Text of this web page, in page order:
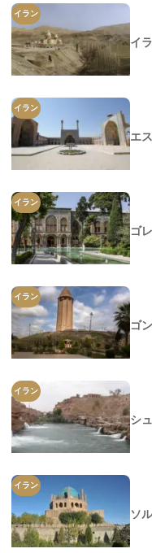
イラン
イ
イラン
エ
イラン
ゴ
イラン
ゴ
イラン
シ
イラン
ソ